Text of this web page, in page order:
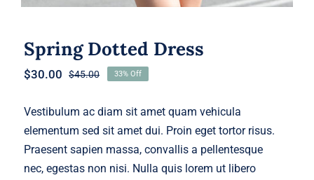
Spring Dotted Dress
$45.00Original
was:
$30.00
Current
is:
33% Off
Vestibulum ac diam sit amet quam vehicula
elementum sed sit amet dui. Proin eget tortor risus.
Praesent sapien massa, convallis a pellentesque
nec, egestas non nisi. Nulla quis lorem ut libero